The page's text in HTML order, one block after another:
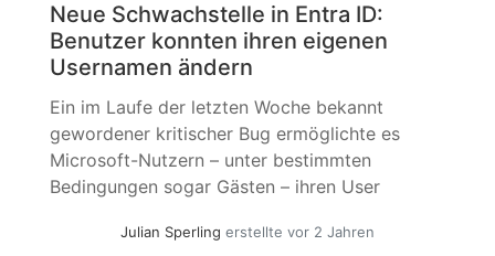
Neue Schwachstelle in Entra ID:
Benutzer konnten ihren eigenen
Usernamen ändern
Ein im Laufe der letzten Woche bekannt
gewordener kritischer Bug ermöglichte es
Microsoft-Nutzern – unter bestimmten
Bedingungen sogar Gästen – ihren User
das primäre Anmeldeattribut, an dem in der
Julian Sperling erstellte vor 2 Jahren